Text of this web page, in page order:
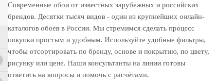
Современные обои от известных зарубежных и российских
брендов. Десятки тысяч видов - один из крупнейших онлайн-
каталогов обоев в России. Мы стремимся сделать процесс
покупки простым и удобным. Используйте удобные фильтры,
чтобы отсортировать по бренду, основе и покрытию, по цвету,
рисунку или цене. Наши консультанты на линии готовы
ответить на вопросы и помочь с расчётами.